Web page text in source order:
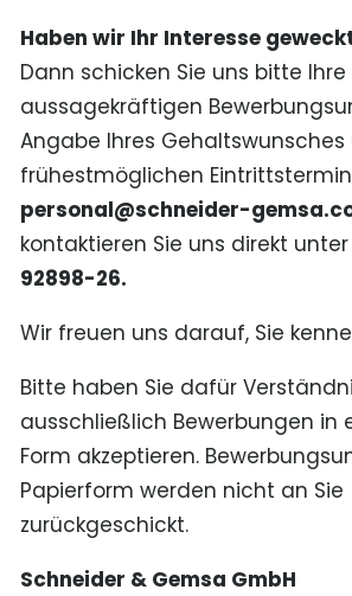
Haben wir Ihr Interesse
Dann schicken Sie uns bitte Ihre
aussagekräftigen
Angabe Ihres
frühestmöglichen
personal@schneider-
kontaktieren Sie uns direkt unter
92898-26.
Wir freuen uns darauf, Sie
Bitte haben Sie dafür
ausschließlich Bewerbungen in
Form akzeptieren.
Papierform werden nicht an Sie
zurückgeschickt.
Schneider & Gemsa GmbH